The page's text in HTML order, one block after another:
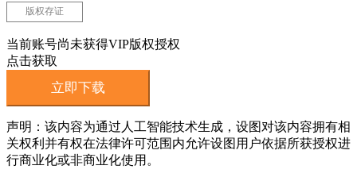
版权存证
当前账号尚未获得VIP版权授权
点击获取
立即下载
声明：该内容为通过人工智能技术生成，设图对该内容拥有相
关权利并有权在法律许可范围内允许设图用户依据所获授权进
行商业化或非商业化使用。